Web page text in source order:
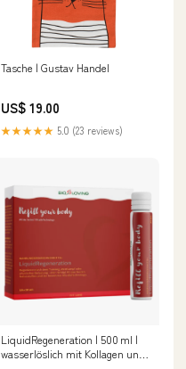
Tasche | Gustav Handel
US$ 19.00
★★★★★ 5.0 (23 reviews)
LiquidRegeneration | 500 ml |
wasserlöslich mit Kollagen und